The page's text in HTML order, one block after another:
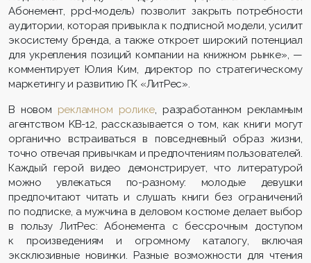
Абонемент, ppd-модель) позволит закрыть потребности
аудитории, которая привыкла к подписной модели, усилит
экосистему бренда, а также откроет широкий потенциал
для укрепления позиций компании на книжном рынке», —
комментирует Юлия Ким, директор по стратегическому
маркетингу и развитию ГК «ЛитРес».
В новом рекламном ролике, разработанном рекламным
агентством KB-12, рассказывается о том, как книги могут
органично встраиваться в повседневный образ жизни,
точно отвечая привычкам и предпочтениям пользователей.
Каждый герой видео демонстрирует, что литературой
можно увлекаться по-разному: молодые девушки
предпочитают читать и слушать книги без ограничений
по подписке, а мужчина в деловом костюме делает выбор
в пользу ЛитРес: Абонемента с бессрочным доступом
к произведениям и огромному каталогу, включая
эксклюзивные новинки. Разные возможности для чтения